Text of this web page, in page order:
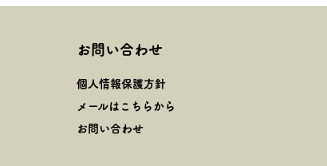
お問い合わせ
個人情報保護方針
メールはこちらから
お問い合わせ